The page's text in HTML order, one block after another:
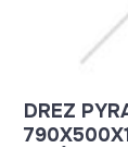
DREZ